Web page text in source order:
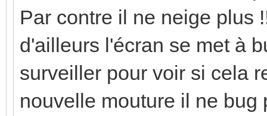
Par contre il ne neige plus
d'ailleurs l'écran se met à
surveiller pour voir si cela
nouvelle mouture il ne bug